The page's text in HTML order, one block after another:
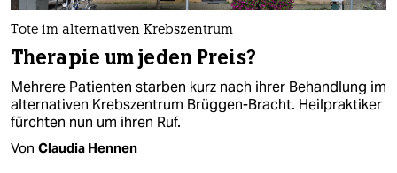
Tote im alternativen Krebszentrum
Therapie um jeden Preis?
Mehrere Patienten starben kurz nach ihrer Behandlung im
alternativen Krebszentrum Brüggen-Bracht. Heilpraktiker
fürchten nun um ihren Ruf.
Von Claudia Hennen